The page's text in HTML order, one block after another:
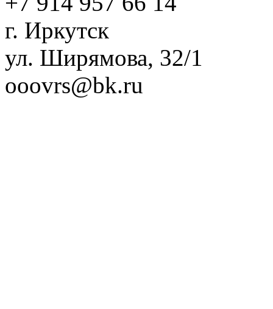
г. Иркутск
ул. Ширямова, 32/1
ooovrs@bk.ru